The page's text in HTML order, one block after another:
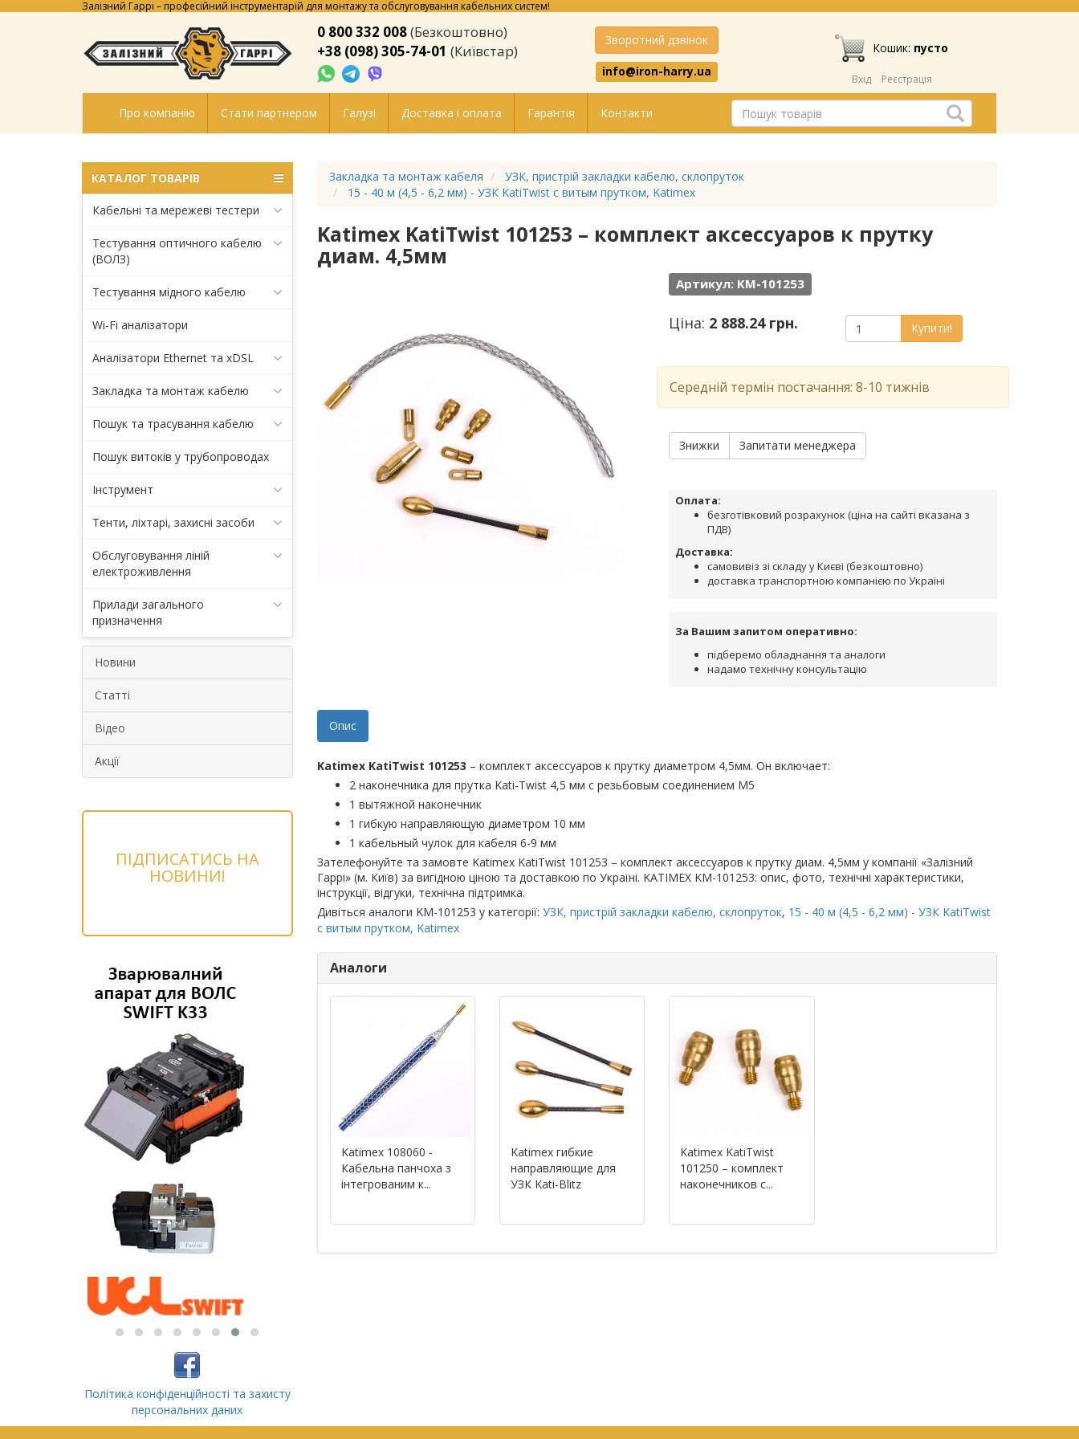
Залізний Гаррі – професійний інструментарій для монтажу та обслуговування кабельних систем!
0 800 332 008(Безкоштовно)
+38 (098) 305-74-01 (Київстар)
Зворотний дзвінок
info@iron-harry.ua
Кошик: пусто
Вхід Реєстрація
Про компанію Стати партнером Галузі Доставка і оплата Гарантія Контакти
КАТАЛОГ ТОВАРІВ
Кабельні та мережеві тестери
Тестування оптичного кабелю
(ВОЛЗ)
Тестування мідного кабелю
Wi-Fi аналізатори
Аналізатори Ethernet та xDSL
Закладка та монтаж кабелю
Пошук та трасування кабелю
Пошук витоків у трубопроводах
Інструмент
Тенти, ліхтарі, захисні засоби
Обслуговування ліній
електроживлення
Прилади загального
призначення
Новини
Статті
Відео
Акції
ПІДПИСАТИСЬ НА
НОВИНИ!
Політика конфіденційності та захисту
персональних даних
Закладка та монтаж кабеля
УЗК, пристрій закладки кабелю, склопруток
15 - 40 м (4,5 - 6,2 мм) - УЗК KatiTwist с витым прутком, Katimex
Katimex KatiTwist 101253 – комплект аксессуаров к прутку
диам. 4,5мм
Артикул: KM-101253
Ціна: 2 888.24 грн. Купити!
Середній термін постачання: 8-10 тижнів
Знижки Запитати менеджера
Оплата:
безготівковий розрахунок (ціна на сайті вказана з
ПДВ)
Доставка:
самовивіз зі складу у Києві (безкоштовно)
доставка транспортною компанією по Україні
За Вашим запитом оперативно:
підберемо обладнання та аналоги
надамо технічну консультацію
Опис
Katimex KatiTwist 101253 – комплект аксессуаров к прутку диаметром 4,5мм. Он включает:
2 наконечника для прутка Kati-Twist 4,5 мм с резьбовым соединением М5
1 вытяжной наконечник
1 гибкую направляющую диаметром 10 мм
1 кабельный чулок для кабеля 6-9 мм
Зателефонуйте та замовте Katimex KatiTwist 101253 – комплект аксессуаров к прутку диам. 4,5мм у компанії «Залізний
Гаррі» (м. Київ) за вигідною ціною та доставкою по Україні. KATIMEX KM-101253: опис, фото, технічні характеристики,
інструкції, відгуки, технічна підтримка.
Дивіться аналоги KM-101253 у категорії: УЗК, пристрій закладки кабелю, склопруток, 15 - 40 м (4,5 - 6,2 мм) - УЗК KatiTwist
с витым прутком, Katimex
Аналоги
Katimex 108060 -
Кабельна панчоха з
інтегрованим к...
Katimex гибкие
направляющие для
УЗК Kati-Blitz
Katimex KatiTwist
101250 – комплект
наконечников с...